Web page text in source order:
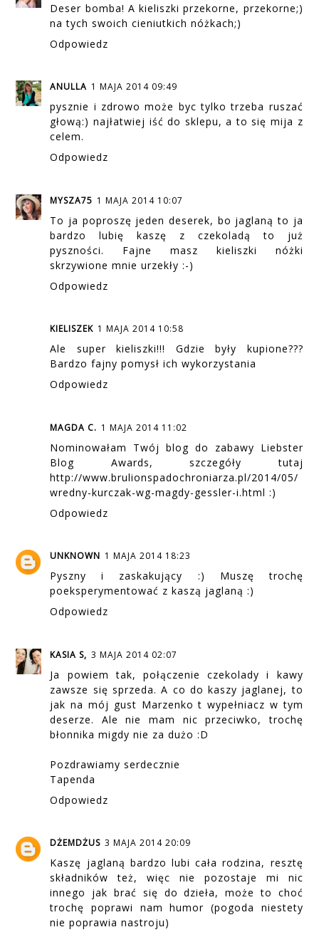
Deser bomba! A kieliszki przekorne, przekorne;)
na tych swoich cieniutkich nóżkach;)
Odpowiedz
ANULLA 1 MAJA 2014 09:49
pysznie i zdrowo może byc tylko trzeba ruszać
głową:) najłatwiej iść do sklepu, a to się mija z
celem.
Odpowiedz
MYSZA75 1 MAJA 2014 10:07
To ja poproszę jeden deserek, bo jaglaną to ja
bardzo lubię kaszę z czekoladą to już
pyszności. Fajne masz kieliszki nóżki
skrzywione mnie urzekły :-)
Odpowiedz
KIELISZEK 1 MAJA 2014 10:58
Ale super kieliszki!!! Gdzie były kupione???
Bardzo fajny pomysł ich wykorzystania
Odpowiedz
MAGDA C. 1 MAJA 2014 11:02
Nominowałam Twój blog do zabawy Liebster
Blog Awards, szczegóły tutaj
http://www.brulionspadochroniarza.pl/2014/05/
wredny-kurczak-wg-magdy-gessler-i.html :)
Odpowiedz
UNKNOWN 1 MAJA 2014 18:23
Pyszny i zaskakujący :) Muszę trochę
poeksperymentować z kaszą jaglaną :)
Odpowiedz
KASIA S, 3 MAJA 2014 02:07
Ja powiem tak, połączenie czekolady i kawy
zawsze się sprzeda. A co do kaszy jaglanej, to
jak na mój gust Marzenko t wypełniacz w tym
deserze. Ale nie mam nic przeciwko, trochę
błonnika migdy nie za dużo :D
Pozdrawiamy serdecznie
Tapenda
Odpowiedz
DŻEMDŻUS 3 MAJA 2014 20:09
Kaszę jaglaną bardzo lubi cała rodzina, resztę
składników też, więc nie pozostaje mi nic
innego jak brać się do dzieła, może to choć
trochę poprawi nam humor (pogoda niestety
nie poprawia nastroju)